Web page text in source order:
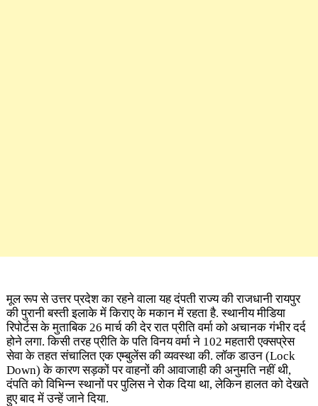
मूल रूप से उत्तर प्रदेश का रहने वाला यह दंपती राज्य की राजधानी रायपुर
की पुरानी बस्ती इलाके में किराए के मकान में रहता है. स्थानीय मीडिया
रिपोर्टस के मुताबिक 26 मार्च की देर रात प्रीति वर्मा को अचानक गंभीर दर्द
होने लगा. किसी तरह प्रीति के पति विनय वर्मा ने 102 महतारी एक्सप्रेस
सेवा के तहत संचालित एक एम्बुलेंस की व्यवस्था की. लॉक डाउन (Lock
Down) के कारण सड़कों पर वाहनों की आवाजाही की अनुमति नहीं थी,
दंपति को विभिन्न स्थानों पर पुलिस ने रोक दिया था, लेकिन हालत को देखते
हुए बाद में उन्हें जाने दिया.